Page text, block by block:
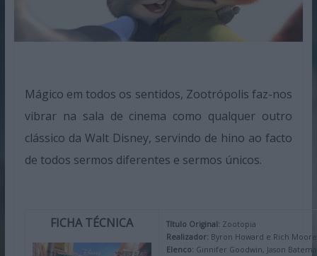
Mágico em todos os sentidos, Zootrópolis faz-nos
vibrar na sala de cinema como qualquer outro
clássico da Walt Disney, servindo de hino ao facto
de todos sermos diferentes e sermos únicos.
FICHA TÉCNICA Título Original: Zootopia
Realizador: Byron Howard e Rich Moore
Elenco: Ginnifer Goodwin, Jason